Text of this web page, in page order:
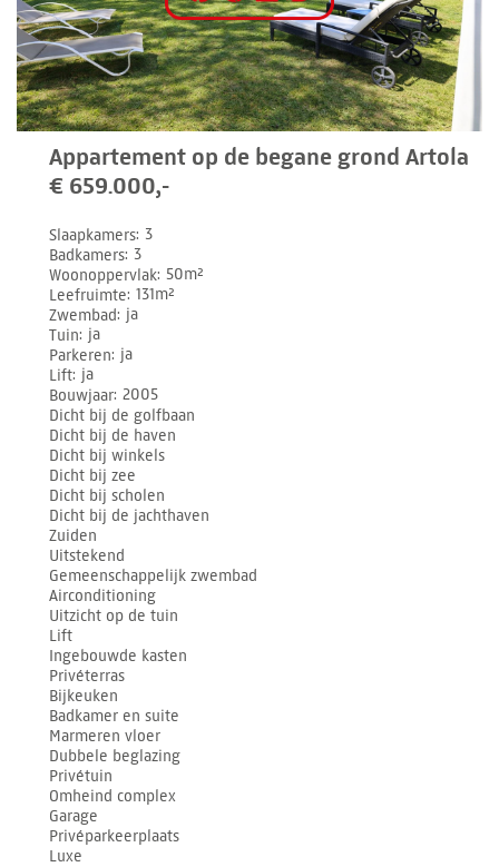
Appartement op de begane grond Artola
€ 659.000,-
Slaapkamers 3
Badkamers 3
Woonoppervlak 50m²
Leefruimte 131m²
Zwembad ja
Tuin ja
Parkeren ja
Lift ja
Bouwjaar 2005
Dicht bij de golfbaan
Dicht bij de haven
Dicht bij winkels
Dicht bij zee
Dicht bij scholen
Dicht bij de jachthaven
Zuiden
Uitstekend
Gemeenschappelijk zwembad
Airconditioning
Uitzicht op de tuin
Lift
Ingebouwde kasten
Privéterras
Bijkeuken
Badkamer en suite
Marmeren vloer
Dubbele beglazing
Privétuin
Omheind complex
Garage
Privéparkeerplaats
Luxe